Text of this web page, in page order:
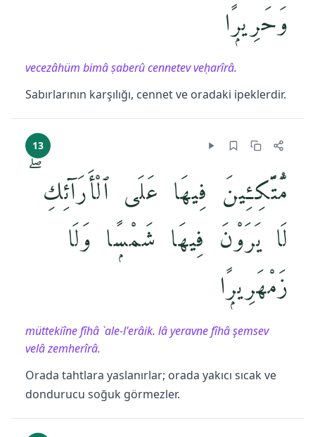
وَحَرِيرًۭا
vecezâhüm bimâ ṣaberû cennetev veḥarîrâ.
Sabırlarının karşılığı, cennet ve oradaki ipeklerdir.
13
مُّتَّكِـِٔينَ فِيهَا عَلَى ٱلْأَرَآئِكِ ۖ
لَا يَرَوْنَ فِيهَا شَمْسًۭا وَلَا
زَمْهَرِيرًۭا
müttekiîne fîhâ `ale-l'erâik. lâ yeravne fîhâ şemsev
velâ zemherîrâ.
Orada tahtlara yaslanırlar; orada yakıcı sıcak ve
dondurucu soğuk görmezler.